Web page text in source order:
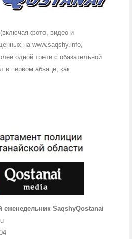
фото, видео и
на www.saqshy.info,
одной трети с обязательной
в первом абзаце, как
еженедельник SaqshyQostanai